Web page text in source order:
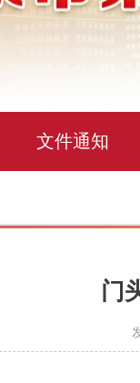
文件通知
门